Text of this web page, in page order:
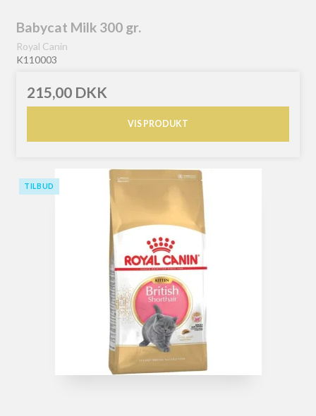
Babycat Milk 300 gr.
Royal Canin
K110003
215,00 DKK
VIS PRODUKT
TILBUD